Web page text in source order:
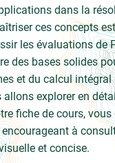
dans la
ces concepts
les évaluations de
des bases solides
et du calcul intégral
allons explorer en
fiche de cours,
à
et concise.